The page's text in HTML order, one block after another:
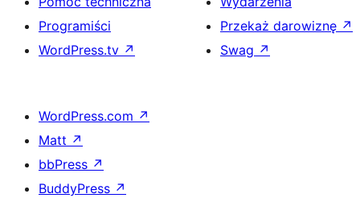
Programiści
WordPress.tv ↗
Przekaż darowiznę ↗
Swag ↗
WordPress.com ↗
Matt ↗
bbPress ↗
BuddyPress ↗